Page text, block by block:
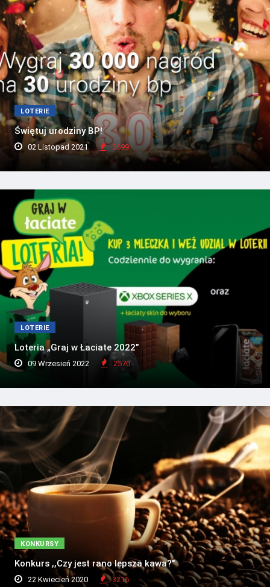
LOTERIE
Świętuj urodziny BP!
02 Listopad 2021 3699
LOTERIE
Loteria „Graj w Łaciate 2022”
09 Wrzesień 2022 2570
KONKURSY
Konkurs ,,Czy jest rano lepsza kawa?"
22 Kwiecień 2020 3216